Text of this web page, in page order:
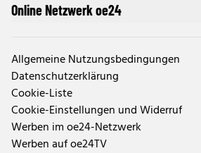
Online Netzwerk oe24
Allgemeine Nutzungsbedingungen
Datenschutzerklärung
Cookie-Liste
Cookie-Einstellungen und Widerruf
Werben im oe24-Netzwerk
Werben auf oe24TV